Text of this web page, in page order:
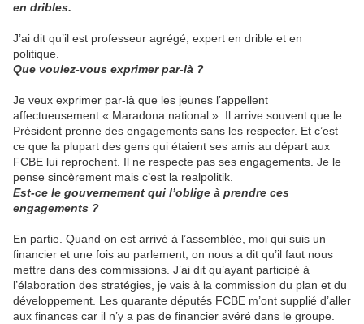
en dribles.
J’ai dit qu’il est professeur agrégé, expert en drible et en
politique.
Que voulez-vous exprimer par-là ?
Je veux exprimer par-là que les jeunes l’appellent
affectueusement « Maradona national ». Il arrive souvent que le
Président prenne des engagements sans les respecter. Et c’est
ce que la plupart des gens qui étaient ses amis au départ aux
FCBE lui reprochent. Il ne respecte pas ses engagements. Je le
pense sincèrement mais c’est la realpolitik.
Est-ce le gouvernement qui l’oblige à prendre ces
engagements ?
En partie. Quand on est arrivé à l’assemblée, moi qui suis un
financier et une fois au parlement, on nous a dit qu’il faut nous
mettre dans des commissions. J’ai dit qu’ayant participé à
l’élaboration des stratégies, je vais à la commission du plan et du
développement. Les quarante députés FCBE m’ont supplié d’aller
aux finances car il n’y a pas de financier avéré dans le groupe.